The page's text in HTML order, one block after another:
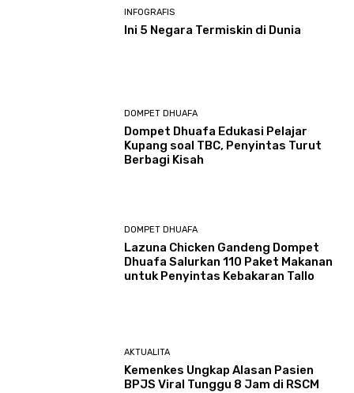
INFOGRAFIS
Ini 5 Negara Termiskin di Dunia
DOMPET DHUAFA
Dompet Dhuafa Edukasi Pelajar
Kupang soal TBC, Penyintas Turut
Berbagi Kisah
DOMPET DHUAFA
Lazuna Chicken Gandeng Dompet
Dhuafa Salurkan 110 Paket Makanan
untuk Penyintas Kebakaran Tallo
AKTUALITA
Kemenkes Ungkap Alasan Pasien
BPJS Viral Tunggu 8 Jam di RSCM